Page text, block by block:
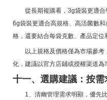
從長期複購看，3g袋裝更適
6g袋裝更適合高規格、高活菌數
格，還要結合每袋克數、產品定位
以上規格及價格僅為市場參
化，建議以官方店鋪或授權渠道為
十一、選購建議：按
1、清幽管理需求明顯，優先